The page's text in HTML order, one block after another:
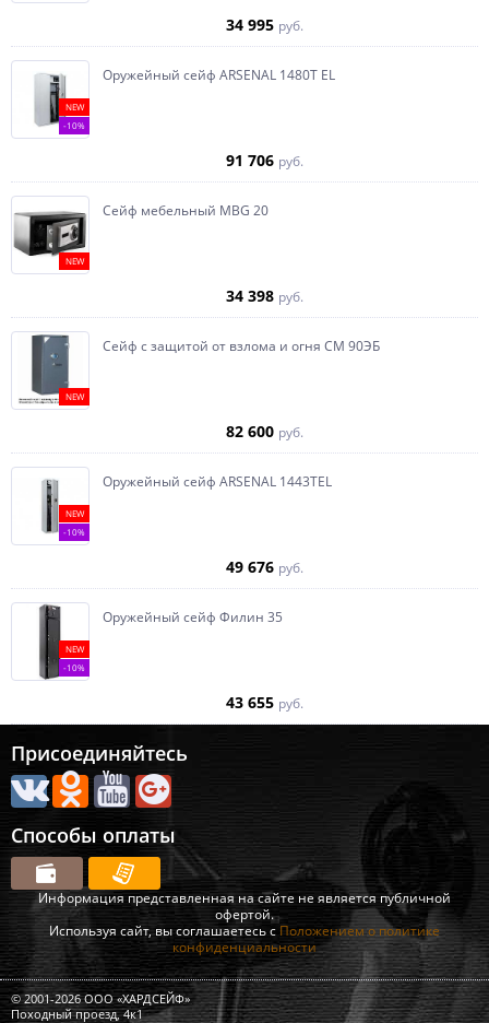
34 995 руб.
NEW
-10%
Оружейный сейф ARSENAL 1480Т EL
91 706 руб.
NEW
Сейф мебельный MBG 20
34 398 руб.
NEW
Сейф с защитой от взлома и огня СМ 90ЭБ
82 600 руб.
NEW
-10%
Оружейный сейф ARSENAL 1443ТEL
49 676 руб.
NEW
-10%
Оружейный сейф Филин 35
43 655 руб.
Присоединяйтесь
Способы оплаты
Информация представленная на сайте не является публичной
офертой.
Используя сайт, вы соглашаетесь с Положением о политике
конфиденциальности
© 2001-2026 ООО «ХАРДСЕЙФ»
Походный проезд, 4к1